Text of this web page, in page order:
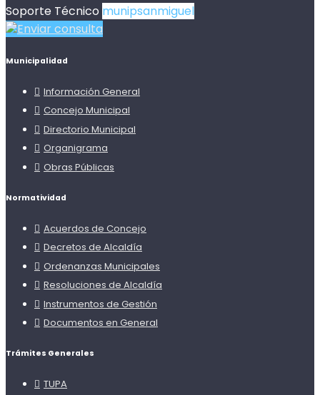
Soporte Técnico munipsanmiguel
Enviar consulta
Municipalidad
Información General
Concejo Municipal
Directorio Municipal
Organigrama
Obras Públicas
Normatividad
Acuerdos de Concejo
Decretos de Alcaldía
Ordenanzas Municipales
Resoluciones de Alcaldía
Instrumentos de Gestión
Documentos en General
Trámites Generales
TUPA